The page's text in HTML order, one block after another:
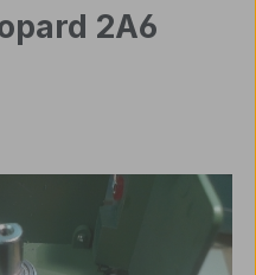
2A6